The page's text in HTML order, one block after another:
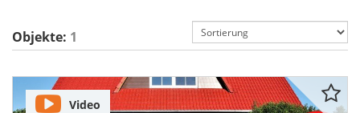
Objekte: 1
Video